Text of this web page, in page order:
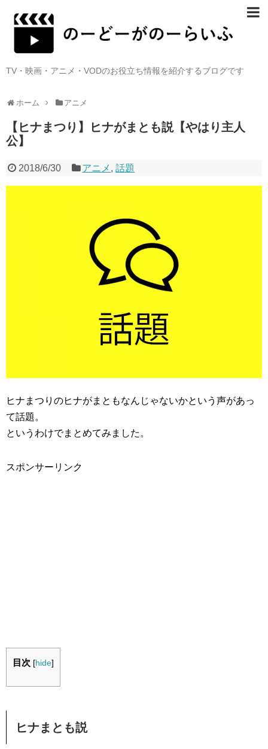
TV・映画・アニメ・VODのお役立ち情報を紹介するブログです
ホーム アニメ
【ヒナまつり】ヒナがまとも説【やはり主人
公】
2018/6/30 アニメ ,話題
ヒナまつりのヒナがまともなんじゃないかという声があっ
て話題。
というわけでまとめてみました。
スポンサーリンク
目次 [hide]
ヒナまとも説